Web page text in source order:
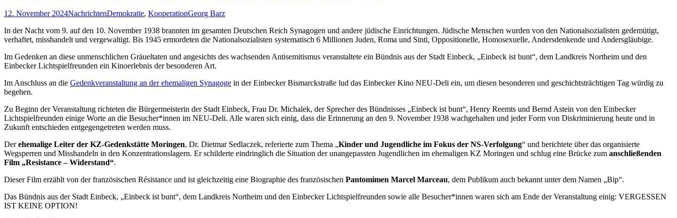
12. November 2024NachrichtenDemokratie, KooperationGeorg Barz
In der Nacht vom 9. auf den 10. November 1938 brannten im gesamten Deutschen Reich Synagogen und andere jüdische Einrichtungen. Jüdische Menschen wurden von den Nationalsozialisten gedemütigt,
verhaftet, misshandelt und vergewaltigt. Bis 1945 ermordeten die Nationalsozialisten systematisch 6 Millionen Juden, Roma und Sinti, Oppositionelle, Homosexuelle, Andersdenkende und Andersgläubige.
Im Gedenken an diese unmenschlichen Gräueltaten und angesichts des wachsenden Antisemitismus veranstaltete ein Bündnis aus der Stadt Einbeck, „Einbeck ist bunt“, dem Landkreis Northeim und den
Einbecker Lichtspielfreunden ein Kinoerlebnis der besonderen Art.
Im Anschluss an die Gedenkveranstaltung an der ehemaligen Synagoge in der Einbecker Bismarckstraße lud das Einbecker Kino NEU-Deli ein, um diesen besonderen und geschichtsträchtigen Tag würdig zu
begehen.
Zu Beginn der Veranstaltung richteten die Bürgermeisterin der Stadt Einbeck, Frau Dr. Michalek, der Sprecher des Bündnisses „Einbeck ist bunt“, Henry Reemts und Bernd Astein von den Einbecker
Lichtspielfreunden einige Worte an die Besucher*innen im NEU-Deli. Alle waren sich einig, dass die Erinnerung an den 9. November 1938 wachgehalten und jeder Form von Diskriminierung heute und in
Zukunft entschieden entgegengetreten werden muss.
Derehemalige Leiter der KZ-Gedenkstätte Moringen, Dr. Dietmar Sedlaczek, referierte zum Thema „Kinder und Jugendliche im Fokus der NS-Verfolgung“ und berichtete über das organisierte
Wegsperren und Misshandeln in den Konzentrationslagern. Er schilderte eindringlich die Situation der unangepassten Jugendlichen im ehemaligen KZ Moringen und schlug eine Brücke zum anschließenden
Film „Resistance – Widerstand“.
Dieser Film erzählt von der französischen Résistance und ist gleichzeitig eine Biographie des französischen Pantomimen Marcel Marceau, dem Publikum auch bekannt unter dem Namen „Bip“.
Das Bündnis aus der Stadt Einbeck, „Einbeck ist bunt“, dem Landkreis Northeim und den Einbecker Lichtspielfreunden sowie alle Besucher*innen waren sich am Ende der Veranstaltung einig: VERGESSEN
IST KEINE OPTION!